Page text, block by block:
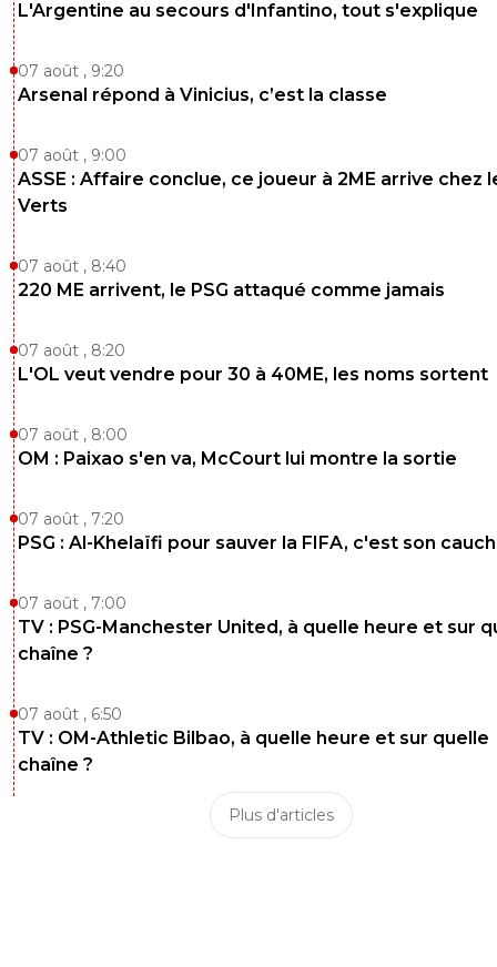
L'Argentine au secours d'Infantino, tout s'explique
07 août , 9:20
Arsenal répond à Vinicius, c’est la classe
07 août , 9:00
ASSE : Affaire conclue, ce joueur à 2ME arrive chez
Verts
07 août , 8:40
220 ME arrivent, le PSG attaqué comme jamais
07 août , 8:20
L'OL veut vendre pour 30 à 40ME, les noms sortent
07 août , 8:00
OM : Paixao s'en va, McCourt lui montre la sortie
07 août , 7:20
PSG : Al-Khelaïfi pour sauver la FIFA, c'est son
07 août , 7:00
TV : PSG-Manchester United, à quelle heure et sur
chaîne ?
07 août , 6:50
TV : OM-Athletic Bilbao, à quelle heure et sur quelle
chaîne ?
Plus d'articles